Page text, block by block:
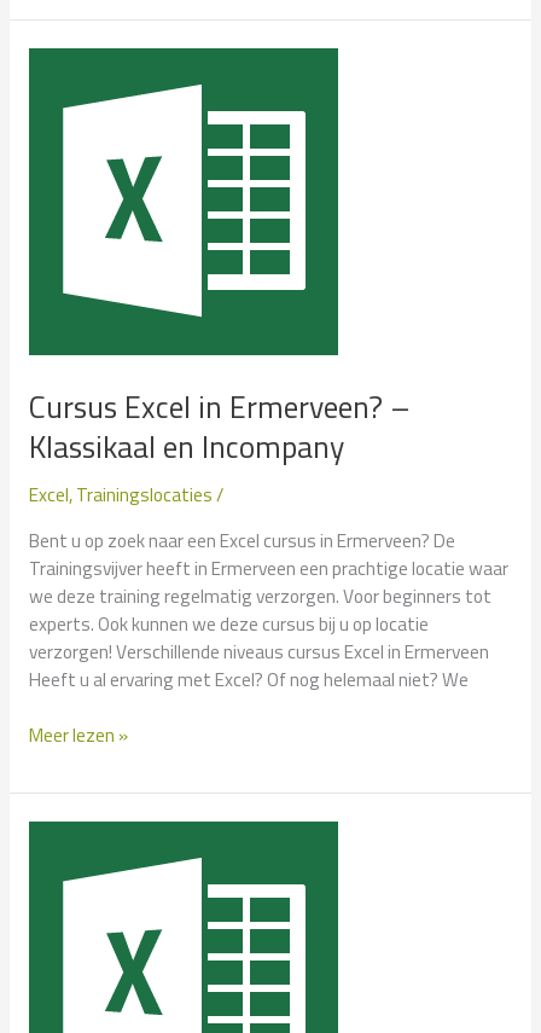
in
Erp?
Klassikaal
Incompany
Cursus Excel in Ermerveen? –
Klassikaal en Incompany
Excel,Trainingslocaties/
Bent u op zoek naar een Excel cursus in Ermerveen? De
Trainingsvijver heeft in Ermerveen een prachtige locatie waar
we deze training regelmatig verzorgen. Voor beginners tot
experts. Ook kunnen we deze cursus bij u op locatie
verzorgen! Verschillende niveaus cursus Excel in Ermerveen
Heeft u al ervaring met Excel? Of nog helemaal niet? We
Cursus
in
Ermerveen?
Klassikaal
Incompany
Meer lezen »